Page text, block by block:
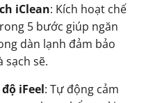
iClean: Kích hoạt chế
5 bước giúp ngăn
dàn lạnh đảm bảo
sạch sẽ.
iFeel: Tự động cảm